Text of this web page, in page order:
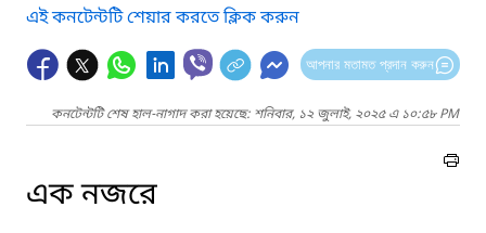
এই কনটেন্টটি শেয়ার করতে ক্লিক করুন
আপনার মতামত প্রদান করুন
কনটেন্টটি শেষ হাল-নাগাদ করা হয়েছে: শনিবার, ১২ জুলাই, ২০২৫ এ ১০:৫৮ PM
এক নজরে